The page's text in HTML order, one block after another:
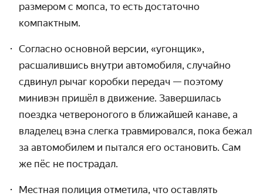
размером с мопса, то есть достаточно
компактным.
Согласно основной версии, «угонщик»,
расшалившись внутри автомобиля, случайно
сдвинул рычаг коробки передач — поэтому
минивэн пришёл в движение. Завершилась
поездка четвероногого в ближайшей канаве, а
владелец вэна слегка травмировался, пока бежал
за автомобилем и пытался его остановить. Сам
же пёс не пострадал.
Местная полиция отметила, что оставлять